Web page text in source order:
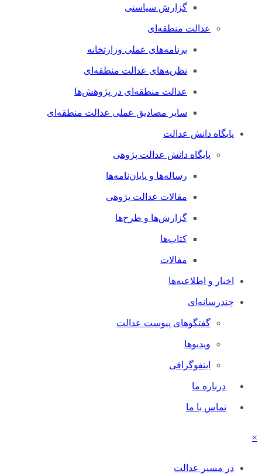
گزارش سیاستی
عدالت منطقه‌ای
برنامه‌های عملی وزارتخانه
نظریه‌های عدالت منطقه‌ای
عدالت منطقه‌ای در پژوهش‌ها
سایر مصادیق عملی عدالت منطقه‌ای
پایگاه دانش عدالت
پایگاه دانش عدالت پژوهی
رساله‌ها و پایان‌نامه‌ها
مقالات عدالت پژوهی
گزارش‌ها و طرح‌ها
کتاب‌ها
مقالات
اخبار و اطلاعیه‌ها
چندرسانه‌ای
گفتگوهای پیوست عدالت
ویدیوها
اینفوگرافی
درباره ما
تماس با ما
×
در مسیر عدالت